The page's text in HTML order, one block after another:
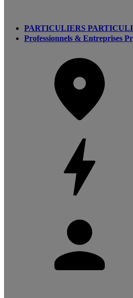
PARTICULIERS
Professionnels & Entreprises